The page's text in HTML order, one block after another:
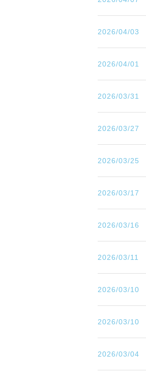
2026/04/03
2026/04/01
2026/03/31
2026/03/27
2026/03/25
2026/03/17
2026/03/16
2026/03/11
2026/03/10
2026/03/10
2026/03/04